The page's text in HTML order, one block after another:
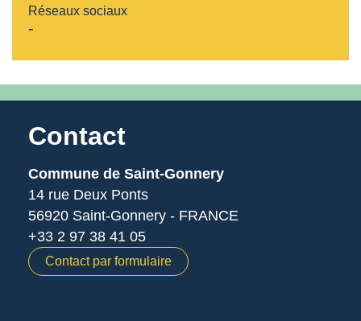
Réseaux sociaux
-
Contact
Commune de Saint-Gonnery
14 rue Deux Ponts
56920 Saint-Gonnery - FRANCE
+33 2 97 38 41 05
Contact par formulaire